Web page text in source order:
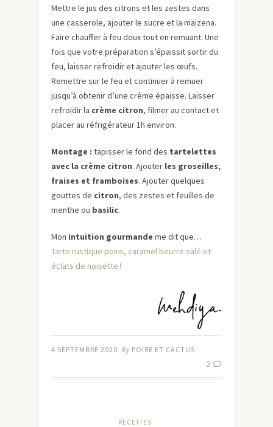
Mettre le jus des citrons et les zestes dans
une casserole, ajouter le sucre et la maïzena.
Faire chauffer à feu doux tout en remuant. Une
fois que votre préparation s’épaissit sortir du
feu, laisser refroidir et ajouter les œufs.
Remettre sur le feu et continuer à remuer
jusqu’à obtenir d’une crème épaisse. Laisser
refroidir la crème citron, filmer au contact et
placer au réfrigérateur 1h environ.
Montage : tapisser le fond des tartelettes
avec la crème citron. Ajouter les groseilles,
fraises et framboises. Ajouter quelques
gouttes de citron, des zestes et feuilles de
menthe ou basilic.
Mon intuition gourmande me dit que…
Tarte rustique poire, caramel beurre salé et
éclats de noisette !
4 SEPTEMBRE 2020 By POIRE ET CACTUS
2
RECETTES